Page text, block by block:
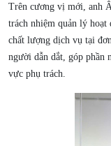
Trên cương vị mới, anh
trách nhiệm quản lý hoạt
chất lượng dịch vụ tại
người dẫn dắt, góp phần
vực phụ trách.